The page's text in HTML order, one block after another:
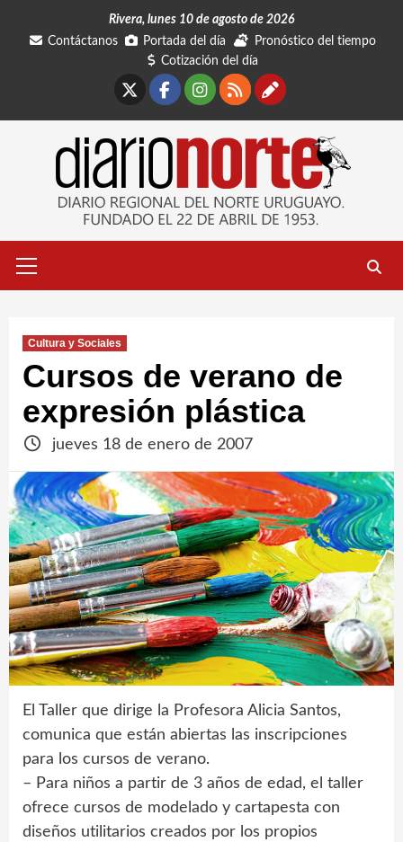
Rivera, lunes 10 de agosto de 2026
Contáctanos
Portada del día
Pronóstico del tiempo
Cotización del día
Facebook
Instagram
RSSContáctanos
primario
Cultura y Sociales
Cursos de verano de
expresión plástica
jueves 18 de enero de 2007
El Taller que dirige la Profesora Alicia Santos,
comunica que están abiertas las inscripciones
para los cursos de verano.
– Para niños a partir de 3 años de edad, el taller
ofrece cursos de modelado y cartapesta con
diseños utilitarios creados por los propios